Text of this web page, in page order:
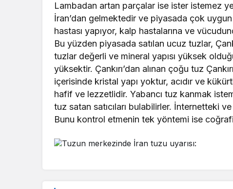
Lambadan artan parçalar ise ister istemez
İran’dan gelmektedir ve piyasada çok
hastası yapıyor, kalp hastalarına ve
Bu yüzden piyasada satılan ucuz tuzlar,
tuzlar değerli ve mineral yapısı yüksek
yüksektir. Çankırı’dan alınan çoğu tuz
içerisinde kristal yapı yoktur, acıdır ve
hafif ve lezzetlidir. Yabancı tuz kanmak
tuz satan satıcıları bulabilirler. İnternetteki
Bunu kontrol etmenin tek yöntemi ise